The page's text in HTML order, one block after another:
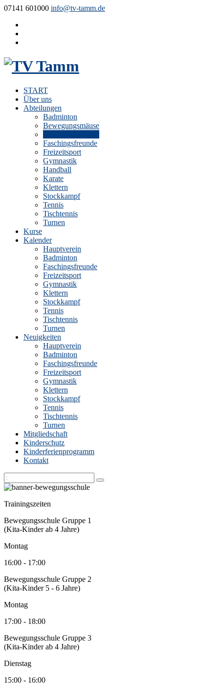
07141 601000 info@tv-tamm.de
START
Über uns
Abteilungen
Badminton
Bewegungsmäuse
Faschingsfreunde
Freizeitsport
Gymnastik
Handball
Karate
Klettern
Stockkampf
Tennis
Tischtennis
Turnen
Kurse
Kalender
Hauptverein
Badminton
Faschingsfreunde
Freizeitsport
Gymnastik
Klettern
Stockkampf
Tennis
Tischtennis
Turnen
Neuigkeiten
Hauptverein
Badminton
Faschingsfreunde
Freizeitsport
Gymnastik
Klettern
Stockkampf
Tennis
Tischtennis
Turnen
Mitgliedschaft
Kinderschutz
Kinderferienprogramm
Kontakt
Trainingszeiten
Bewegungsschule Gruppe 1
(Kita-Kinder ab 4 Jahre)
Montag
16:00 - 17:00
Bewegungsschule Gruppe 2
(Kita-Kinder 5 - 6 Jahre)
Montag
17:00 - 18:00
Bewegungsschule Gruppe 3
(Kita-Kinder ab 4 Jahre)
Dienstag
15:00 - 16:00